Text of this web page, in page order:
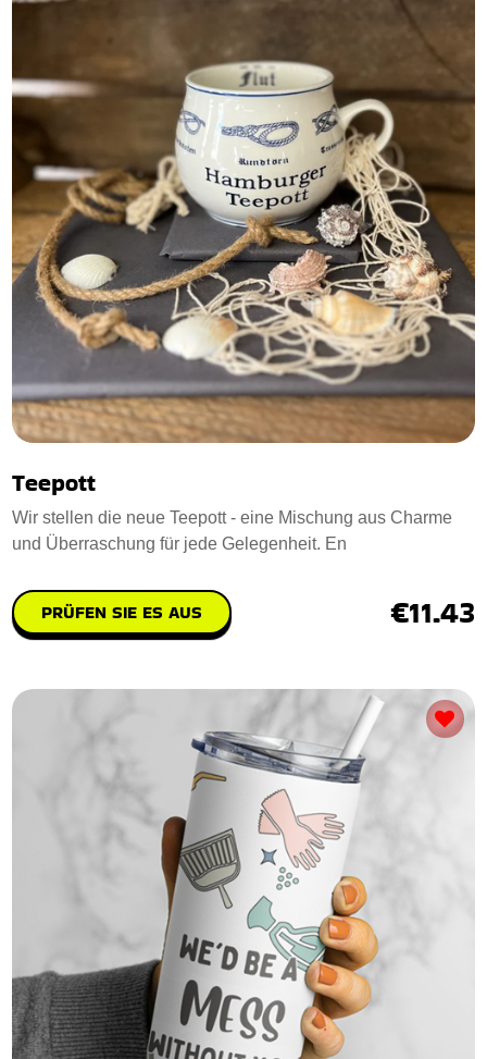
Teepott
Wir stellen die neue Teepott - eine Mischung aus Charme
und Überraschung für jede Gelegenheit. En
PRÜFEN SIE ES AUS €11.43